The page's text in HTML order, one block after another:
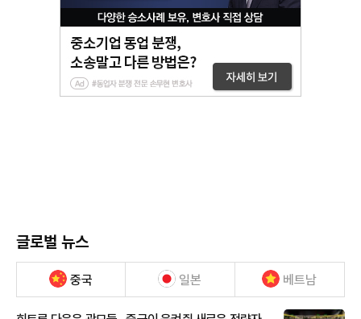
글로벌 뉴스
중국 일본 베트남